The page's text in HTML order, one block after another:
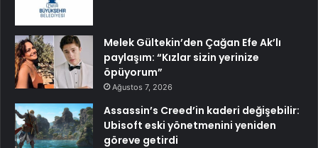
Melek Gültekin’den Çağan Efe Ak’lı
paylaşım: “Kızlar sizin yerinize
öpüyorum”
Ağustos 7, 2026
Assassin’s Creed’in kaderi değişebilir:
Ubisoft eski yönetmenini yeniden
göreve getirdi